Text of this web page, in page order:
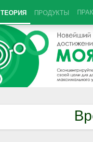
ТЕОРИЯ ПРОДУКТЫ